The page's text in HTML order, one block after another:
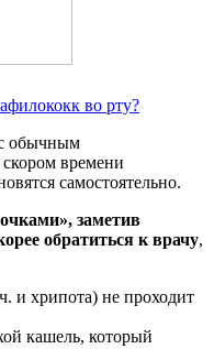
во рту?
обычным
времени
самостоятельно.
заметив
обратиться к врачу,
и хрипота) не проходит
кашель, который